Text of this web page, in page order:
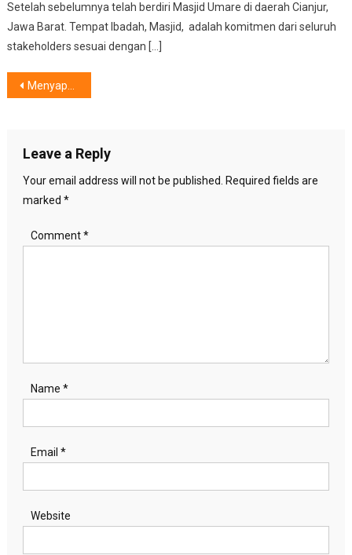
Setelah sebelumnya telah berdiri Masjid Umare di daerah Cianjur,
Jawa Barat. Tempat Ibadah, Masjid, adalah komitmen dari seluruh
stakeholders sesuai dengan […]
Post
Menyapa Party Goers, Female Disc Jokey Akan Tur ke 7 Kota Indonesia, Mana Saja?
Leave a Reply
Your email address will not be published.
Required fields are
marked *
Comment*
Name *
Email *
Website